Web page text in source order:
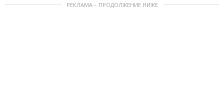
РЕКЛАМА – ПРОДОЛЖЕНИЕ НИЖЕ